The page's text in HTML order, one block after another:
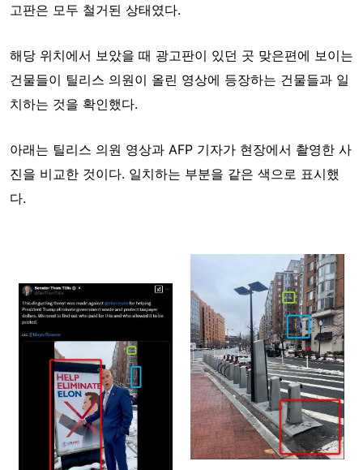
고판은 모두 철거된 상태였다.
해당 위치에서 보았을 때 광고판이 있던 곳 맞은편에 보이는
건물들이 틸리스 의원이 올린 영상에 등장하는 건물들과 일
치하는 것을 확인했다.
아래는 틸리스 의원 영상과 AFP 기자가 현장에서 촬영한 사
진을 비교한 것이다. 일치하는 부분을 같은 색으로 표시했
다.
Image